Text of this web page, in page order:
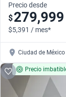
Precio desde
$279,999
$5,391 / mes*
Ciudad de
Precio